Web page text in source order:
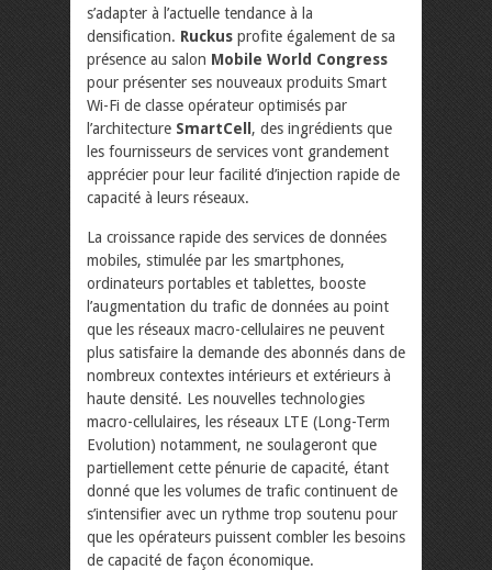
s’adapter à l’actuelle tendance à la
densification. Ruckus profite également de sa
présence au salon Mobile World Congress
pour présenter ses nouveaux produits Smart
Wi-Fi de classe opérateur optimisés par
l’architecture SmartCell , des ingrédients que
les fournisseurs de services vont grandement
apprécier pour leur facilité d’injection rapide de
capacité à leurs réseaux.
La croissance rapide des services de données
mobiles, stimulée par les smartphones,
ordinateurs portables et tablettes, booste
l’augmentation du trafic de données au point
que les réseaux macro-cellulaires ne peuvent
plus satisfaire la demande des abonnés dans de
nombreux contextes intérieurs et extérieurs à
haute densité. Les nouvelles technologies
macro-cellulaires, les réseaux LTE (Long-Term
Evolution) notamment, ne soulageront que
partiellement cette pénurie de capacité, étant
donné que les volumes de trafic continuent de
s’intensifier avec un rythme trop soutenu pour
que les opérateurs puissent combler les besoins
de capacité de façon économique.